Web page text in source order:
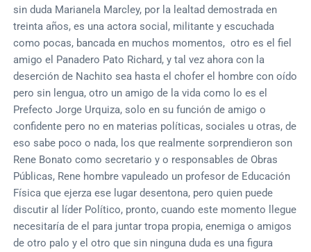
sin duda Marianela Marcley, por la lealtad demostrada en
treinta años, es una actora social, militante y escuchada
como pocas, bancada en muchos momentos, otro es el fiel
amigo el Panadero Pato Richard, y tal vez ahora con la
deserción de Nachito sea hasta el chofer el hombre con oído
pero sin lengua, otro un amigo de la vida como lo es el
Prefecto Jorge Urquiza, solo en su función de amigo o
confidente pero no en materias políticas, sociales u otras, de
eso sabe poco o nada, los que realmente sorprendieron son
Rene Bonato como secretario y o responsables de Obras
Públicas, Rene hombre vapuleado un profesor de Educación
Física que ejerza ese lugar desentona, pero quien puede
discutir al líder Político, pronto, cuando este momento llegue
necesitaría de el para juntar tropa propia, enemiga o amigos
de otro palo y el otro que sin ninguna duda es una figura